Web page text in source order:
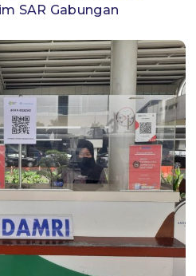
SAR Gabungan